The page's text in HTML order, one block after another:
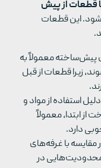
قطعات از پیش
این قطعات
پیش‌ساخته معمولاً به
زیرا قطعات از قبل
استفاده از مواد و
از ابتدا، معمولاً
دارد.
مقایسه با غرفه‌های
در